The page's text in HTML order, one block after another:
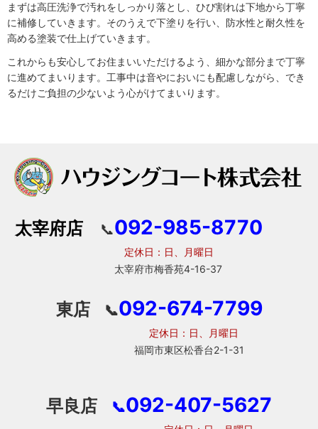
まずは高圧洗浄で汚れをしっかり落とし、ひび割れは下地から丁寧
に補修していきます。そのうえで下塗りを行い、防水性と耐久性を
高める塗装で仕上げていきます。
これからも安心してお住まいいただけるよう、細かな部分まで丁寧
に進めてまいります。工事中は音やにおいにも配慮しながら、でき
るだけご負担の少ないよう心がけてまいります。
太宰府店 📞092-985-8770
定休日：日、月曜日
太宰府市梅香苑4-16-37
東店 📞092-674-7799
定休日：日、月曜日
福岡市東区松香台2-1-31
早良店 📞092-407-5627